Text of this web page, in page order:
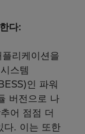
다:
리케이션을
스템
인 파워
버전으로 나
어 점점 더
다. 이는 또한